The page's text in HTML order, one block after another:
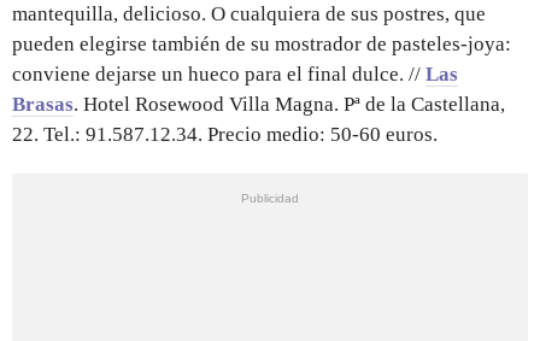
mantequilla, delicioso. O cualquiera de sus postres, que
pueden elegirse también de su mostrador de pasteles-joya:
conviene dejarse un hueco para el final dulce. // Las
Brasas. Hotel Rosewood Villa Magna. Pª de la Castellana,
22. Tel.: 91.587.12.34. Precio medio: 50-60 euros.